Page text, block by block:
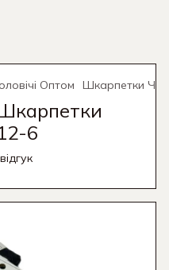
Оптом Шкарпетки
Шкарпетки
6